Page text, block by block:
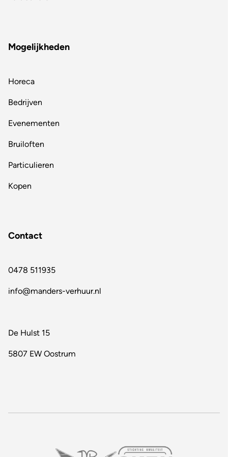
Mogelijkheden
Horeca
Bedrijven
Evenementen
Bruiloften
Particulieren
Kopen
Contact
0478 511935
info@manders-verhuur.nl
De Hulst 15
5807 EW Oostrum